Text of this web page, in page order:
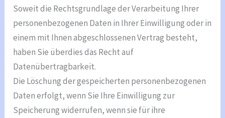
Soweit die Rechtsgrundlage der Verarbeitung Ihrer
personenbezogenen Daten in Ihrer Einwilligung oder in
einem mit Ihnen abgeschlossenen Vertrag besteht,
haben Sie überdies das Recht auf
Datenübertragbarkeit.
Die Löschung der gespeicherten personenbezogenen
Daten erfolgt, wenn Sie Ihre Einwilligung zur
Speicherung widerrufen, wenn sie für ihre